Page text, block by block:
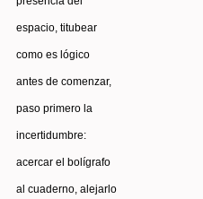
espacio, titubear
como es lógico
antes de comenzar,
paso primero la
incertidumbre:
acercar el bolígrafo
al cuaderno, alejarlo